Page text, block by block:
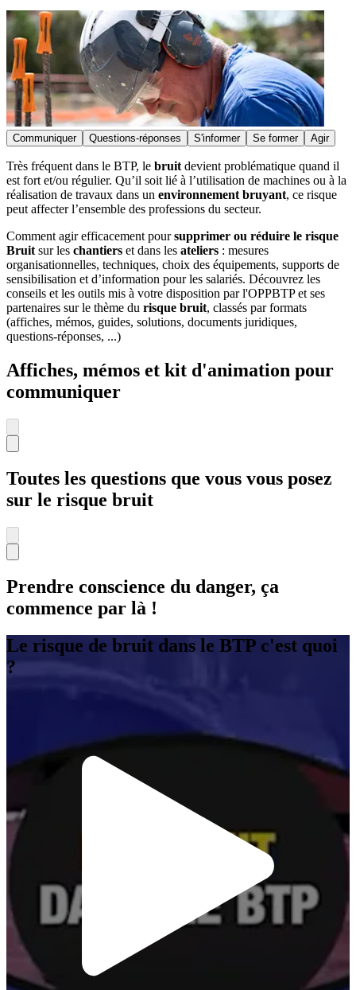
Communiquer Questions-réponses S'informer Se former Agir
Très fréquent dans le BTP, le bruit devient problématique quand il
est fort et/ou régulier. Qu’il soit lié à l’utilisation de machines ou à la
réalisation de travaux dans un environnement bruyant, ce risque
peut affecter l’ensemble des professions du secteur.
Comment agir efficacement poursupprimer ou réduire le risque
Bruit sur les chantiers et dans les ateliers : mesures
organisationnelles, techniques, choix des équipements, supports de
sensibilisation et d’information pour les salariés. Découvrez les
conseils et les outils mis à votre disposition par l'OPPBTP et ses
partenaires sur le thème du risque bruit, classés par formats
(affiches, mémos, guides, solutions, documents juridiques,
questions-réponses, ...)
Affiches, mémos et kit d'animation pour
communiquer
Toutes les questions que vous vous posez
sur le risque bruit
Prendre conscience du danger, ça
commence par là !
Le risque de bruit dans le BTP c'est quoi
?